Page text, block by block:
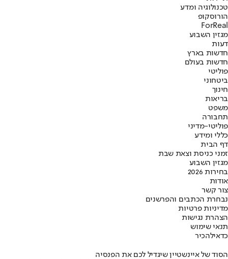
טכנולוגיה ומדע
הורוסקופ
ForReal
מגזין השבוע
דעות
חדשות בארץ
חדשות בעולם
פוליטי
ביטחוני
חינוך
בריאות
משפט
תחבורה
פוליטי-מדיני
כללי ומידע
דף הבית
זמני כניסת וצאת שבת
מגזין השבוע
בחירות 2026
אודות
צור קשר
נבחרת הכתבים והפרשנים
מדיניות פרטיות
הצהרת נגישות
תנאי שימוש
כדאילהכיר
הסוד של איינשטיין שיגדיל לכם את הפנסיה